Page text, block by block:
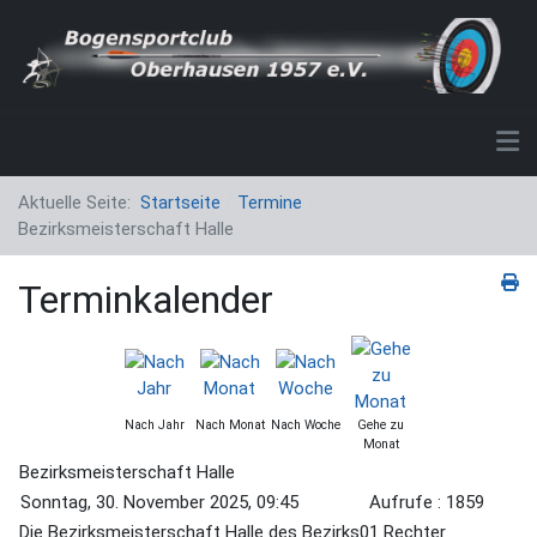
Aktuelle Seite: Startseite
Termine
Bezirksmeisterschaft Halle
Terminkalender
Nach Jahr Nach Monat Nach Woche
Gehe zu
Monat
Bezirksmeisterschaft Halle
Sonntag, 30. November 2025, 09:45
Aufrufe : 1859
Die Bezirksmeisterschaft Halle des Bezirks01 Rechter